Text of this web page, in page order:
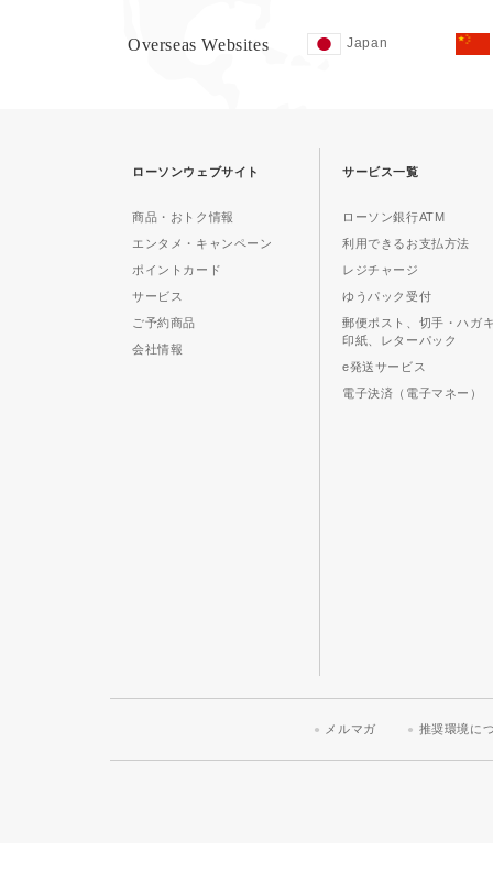
Overseas Websites Japan
ローソンウェブサイト
商品・おトク情報
エンタメ・キャンペーン
ポイントカード
サービス
ご予約商品
会社情報
サービス一覧
ローソン銀行ATM
利用できるお支払方法
レジチャージ
ゆうパック受付
郵便ポスト、切手・ハガ
印紙、レターパック
e発送サービス
電子決済（電子マネー）
メルマガ 推奨環境に